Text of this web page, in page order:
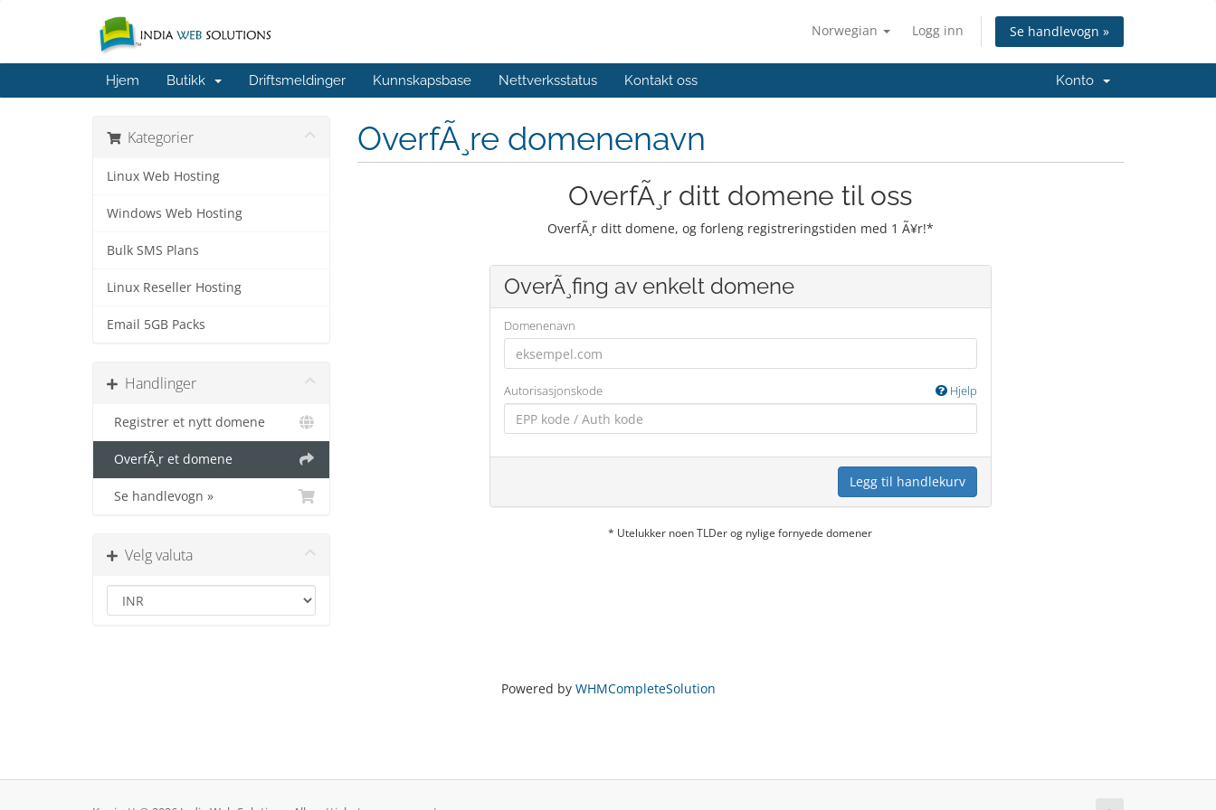
Norwegian Logg inn Se handlevogn »
Hjem Butikk Driftsmeldinger Kunnskapsbase Nettverksstatus Kontakt oss Konto
Kategorier
Linux Web Hosting
Windows Web Hosting
Bulk SMS Plans
Linux Reseller Hosting
Email 5GB Packs
Handlinger
Registrer et nytt domene
OverfÃ¸r et domene
Se handlevogn »
Velg valuta
OverfÃ¸re domenenavn
OverfÃ¸r ditt domene til oss
OverfÃ¸r ditt domene, og forleng registreringstiden med 1 Ã¥r!*
OverÃ¸fing av enkelt domene
Domenenavn
Autorisasjonskode Hjelp
Legg til handlekurv
* Utelukker noen TLDer og nylige fornyede domener
Powered by WHMCompleteSolution